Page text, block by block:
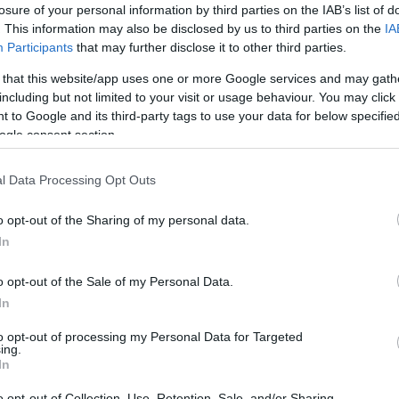
of your personal information by third parties on the IAB’s list of
This information may also be disclosed by us to third parties on the
Participants that may further disclose it to other third parties.
that this website/app uses one or more Google services and may
but not limited to your visit or usage behaviour. You may
to Google and its third-party tags to use your data for below
consent section.
Data Processing Opt Outs
opt-out of the Sharing of my personal data.
opt-out of the Sale of my Personal Data.
opt-out of processing my Personal Data for Targeted
Leer más »
comprar! Cuatro triunfadores de la jornada 27 por
de 3 millones
marzo 2024 PorJesus Gallo
27. Estos cuatro jugadores podrían subir de precio en los
11 ideal de la jornada 24
febrero 2024 Por
lidera el 11 ideal de la jornada 24 de Comunio tras su
y 20 puntos contra el Girona.